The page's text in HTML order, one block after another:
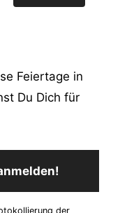
Feiertage in
Du Dich für
der